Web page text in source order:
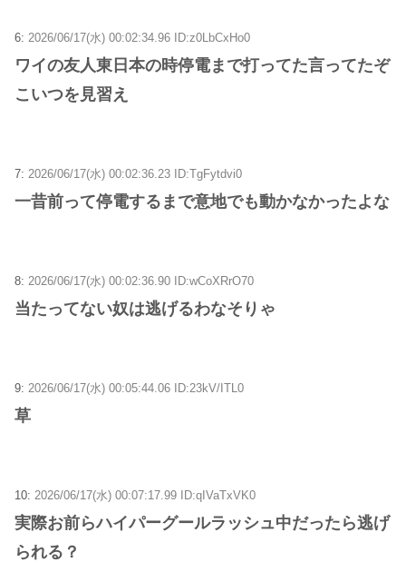
6: 2026/06/17(水) 00:02:34.96 ID:z0LbCxHo0
ワイの友人東日本の時停電まで打ってた言ってたぞ
こいつを見習え
7: 2026/06/17(水) 00:02:36.23 ID:TgFytdvi0
一昔前って停電するまで意地でも動かなかったよな
8: 2026/06/17(水) 00:02:36.90 ID:wCoXRrO70
当たってない奴は逃げるわなそりゃ
9: 2026/06/17(水) 00:05:44.06 ID:23kV/ITL0
草
10: 2026/06/17(水) 00:07:17.99 ID:qIVaTxVK0
実際お前らハイパーグールラッシュ中だったら逃げ
られる？